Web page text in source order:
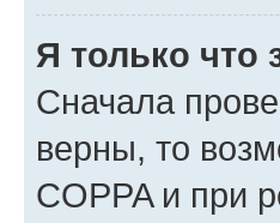
Я только что
Сначала
верны, то
COPPA и при